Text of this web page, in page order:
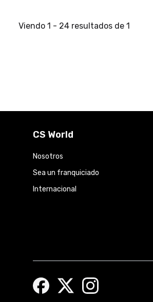
Viendo 1 - 24 resultados de 1
CS World
Nosotros
Sea un franquiciado
Internacional